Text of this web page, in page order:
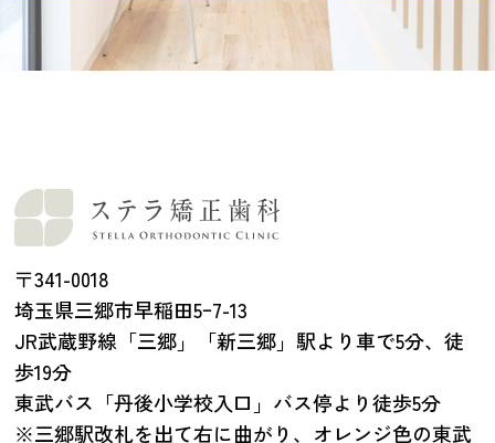
〒341-0018
埼玉県三郷市早稲田5ｰ7-13
JR武蔵野線「三郷」「新三郷」駅より車で5分、徒
歩19分
東武バス「丹後小学校入口」バス停より徒歩5分
※三郷駅改札を出て右に曲がり、オレンジ色の東武